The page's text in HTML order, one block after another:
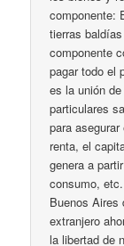
componente:
tierras
componente
pagar todo el
es la unión
particulares
para
renta, el
genera a
consumo,
Buenos Aires
extranjero
la libertad de